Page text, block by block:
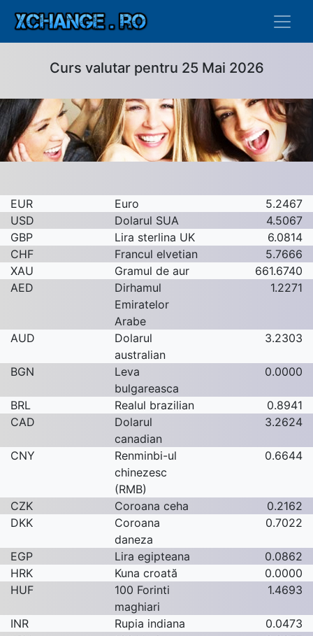
Curs valutar pentru 25 Mai 2026
EUR Euro
5.2467
USD
Dolarul SUA
4.5067
GBP
Lira sterlina UK
6.0814
CHF
Francul elvetian
5.7666
XAU
Gramul de aur
661.6740
AED
Dirhamul
Emiratelor
Arabe
1.2271
AUD
Dolarul
australian
3.2303
BGN
Leva
bulgareasca
0.0000
BRL Realul brazilian
0.8941
CAD
Dolarul
canadian
3.2624
CNY
Renminbi-ul
chinezesc
(RMB)
0.6644
CZK Coroana ceha
0.2162
DKK
Coroana
daneza
0.7022
EGP Lira egipteana
0.0862
HRK
Kuna croată
0.0000
HUF
100 Forinti
maghiari
1.4693
INR Rupia indiana
0.0473